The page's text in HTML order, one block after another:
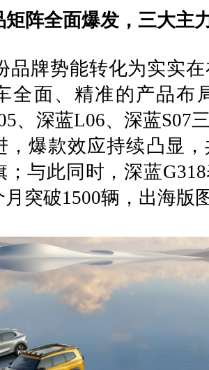
阵全面爆发，三大主
牌势能转化为实实在
全面、精准的产品布
、深蓝L06、深蓝S07
，爆款效应持续凸显
；与此同时，深蓝G318
突破1500辆，出海版